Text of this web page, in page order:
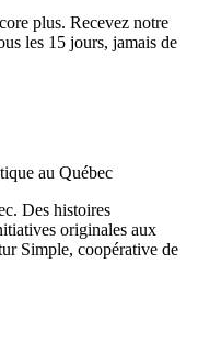
plus. Recevez notre
les 15 jours, jamais de
Des histoires
originales aux
Simple, coopérative de